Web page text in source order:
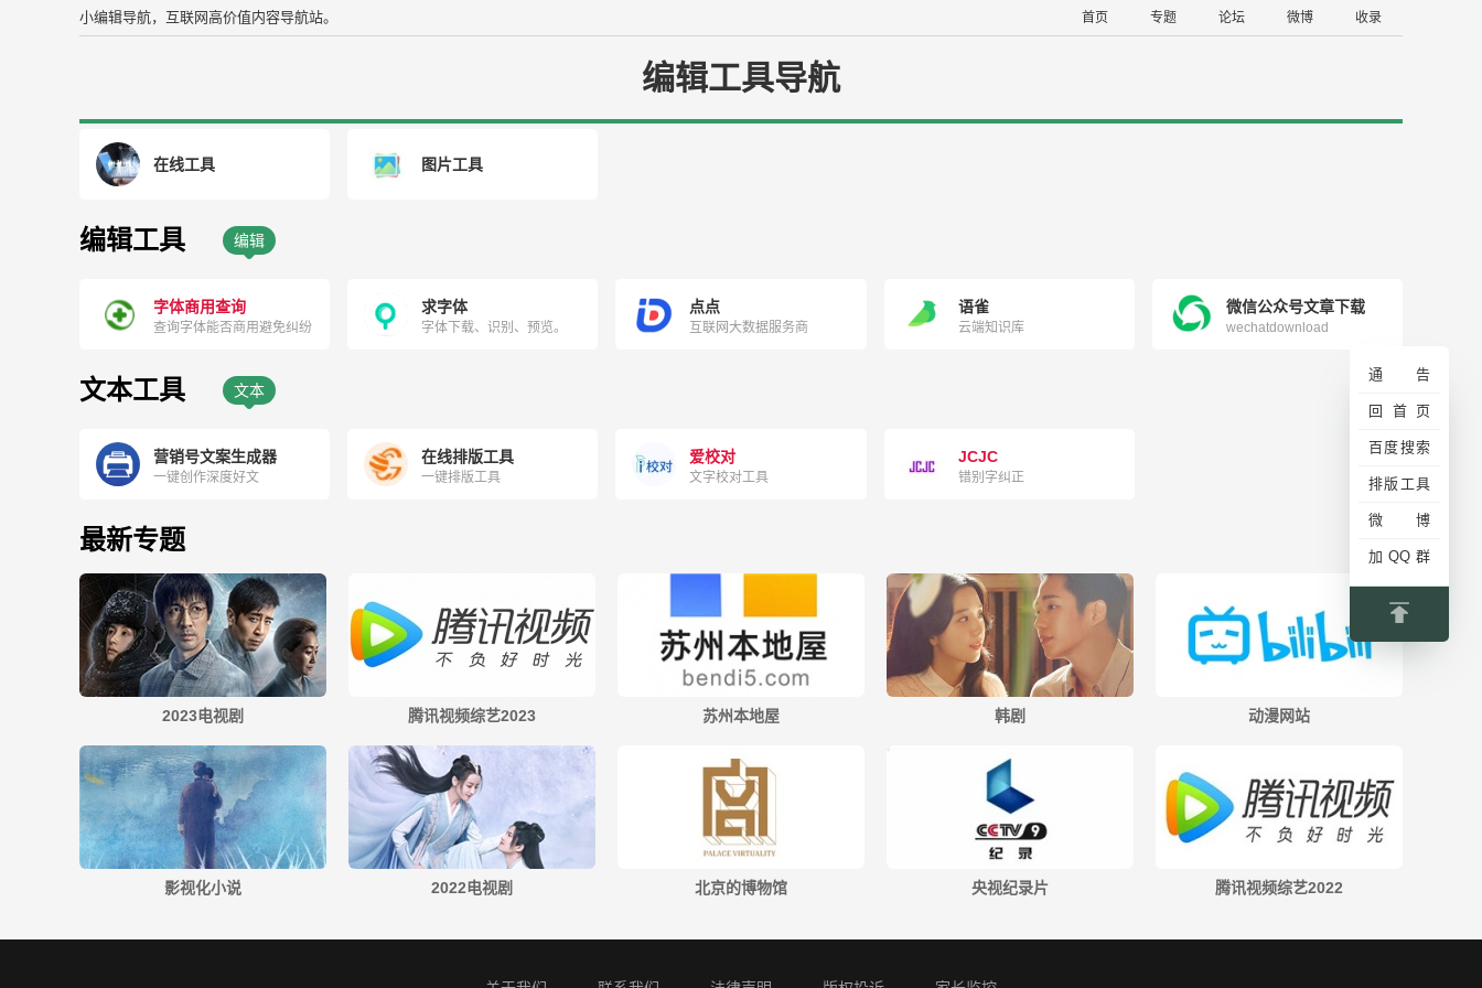
小编辑导航，互联网高价值内容导航站。 首页 专题 论坛 微博 收录
通告
回首页
百度搜索
排版工具
微博
加QQ群
编辑工具导航
在线工具 图片工具
编辑工具 编辑
字体商用查询
查询字体能否商用避免纠纷
求字体
字体下载、识别、预览。
点点
互联网大数据服务商
语雀
云端知识库
微信公众号文章下载
wechatdownload
文本工具 文本
营销号文案生成器
一键创作深度好文
在线排版工具
一键排版工具
爱校对
文字校对工具
JCJC
错别字纠正
最新专题
2023电视剧 腾讯视频综艺2023 苏州本地屋 韩剧 动漫网站
影视化小说 2022电视剧 北京的博物馆 央视纪录片 腾讯视频综艺2022